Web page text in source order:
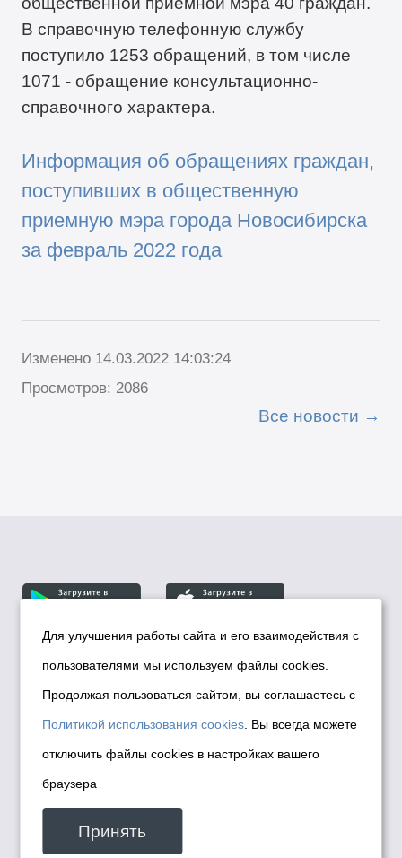
В справочную телефонную службу
поступило 1253 обращений, в том числе
1071 - обращение консультационно-
справочного характера.
Информация об обращениях граждан,
поступивших в общественную
приемную мэра города Новосибирска
за февраль 2022 года
Изменено 14.03.2022 14:03:24
Просмотров: 2086
Все новости
© Департамент информационной политики мэрии
города Новосибирска, 2026
Политика использования Cookies
Политика по обработке персональных
данных в информационных системах
мэрии города Новосибирска
Техническая поддержка сайта -
malinchukvl@mail.ru
Для улучшения работы сайта и его взаимодействия с
пользователями мы используем файлы cookies.
Продолжая пользоваться сайтом, вы соглашаетесь с
Политикой использования cookies . Вы всегда можете
отключить файлы cookies в настройках вашего
браузера
Принять